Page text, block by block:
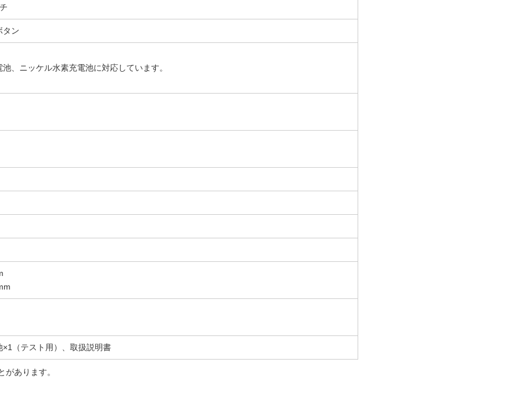
タン
、ニッケル水素充電池に対応しています。
（テスト用）、取扱説明書
あります。